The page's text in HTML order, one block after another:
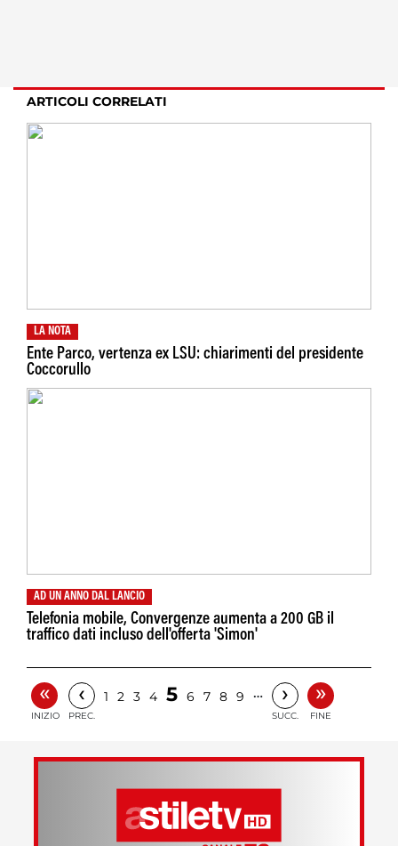
ARTICOLI CORRELATI
LA NOTA
Ente Parco, vertenza ex LSU: chiarimenti del presidente
Coccorullo
AD UN ANNO DAL LANCIO
Telefonia mobile, Convergenze aumenta a 200 GB il
traffico dati incluso dell'offerta 'Simon'
«
INIZIO
‹
PREC.
1 2 3 4 5 6 7 8 9 … ›
SUCC.
»
FINE